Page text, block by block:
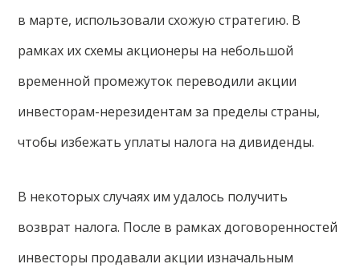
в марте, использовали схожую стратегию. В
рамках их схемы акционеры на небольшой
временной промежуток переводили акции
инвесторам-нерезидентам за пределы страны,
чтобы избежать уплаты налога на дивиденды.
В некоторых случаях им удалось получить
возврат налога. После в рамках договоренностей
инвесторы продавали акции изначальным